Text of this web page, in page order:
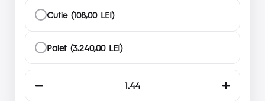
Cutie (108,00 LEI)
Palet (3.240,00 LEI)